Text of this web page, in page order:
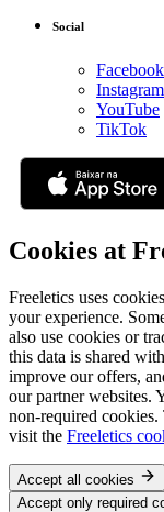
Social
Facebook
Instagram
YouTube
TikTok
Cookies at
Freeletics uses
your experience.
also use cookies or
this data is shared
improve our offers,
our partner websites.
non-required cookies.
visit the Freeletics
Accept all cookies
Accept only required